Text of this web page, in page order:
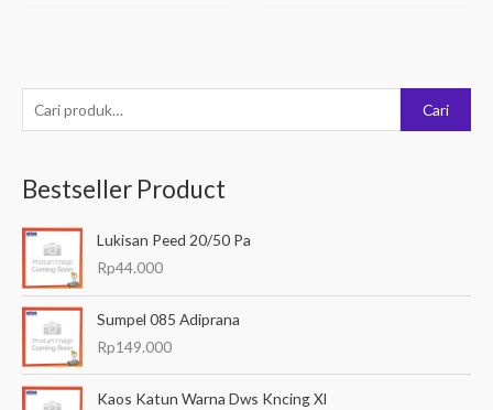
e
c
a
u
n
Cari
Bestseller Product
Lukisan Peed 20/50 Pa
Rp44.000
Sumpel 085 Adiprana
Rp149.000
Kaos Katun Warna Dws Kncing Xl